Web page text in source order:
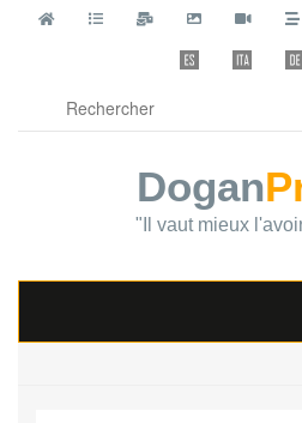
Dogan
"Il vaut mieux